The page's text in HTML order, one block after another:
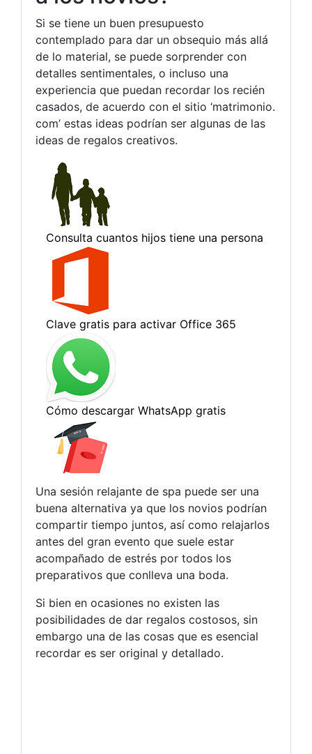
Si se tiene un buen presupuesto
contemplado para dar un obsequio más allá
de lo material, se puede sorprender con
detalles sentimentales, o incluso una
experiencia que puedan recordar los recién
casados, de acuerdo con el sitio ‘matrimonio.
com’ estas ideas podrían ser algunas de las
ideas de regalos creativos.
Una sesión relajante de spa puede ser una
buena alternativa ya que los novios podrían
compartir tiempo juntos, así como relajarlos
antes del gran evento que suele estar
acompañado de estrés por todos los
preparativos que conlleva una boda.
Si bien en ocasiones no existen las
posibilidades de dar regalos costosos, sin
embargo una de las cosas que es esencial
recordar es ser original y detallado.